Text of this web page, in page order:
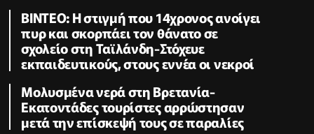
ΒΙΝΤΕΟ: Η στιγμή που 14χρονος ανοίγει
πυρ και σκορπάει τον θάνατο σε
σχολείο στη Ταϊλάνδη-Στόχευε
εκπαιδευτικούς, στους εννέα οι νεκροί
Μολυσμένα νερά στη Βρετανία-
Εκατοντάδες τουρίστες αρρώστησαν
μετά την επίσκεψή τους σε παραλίες